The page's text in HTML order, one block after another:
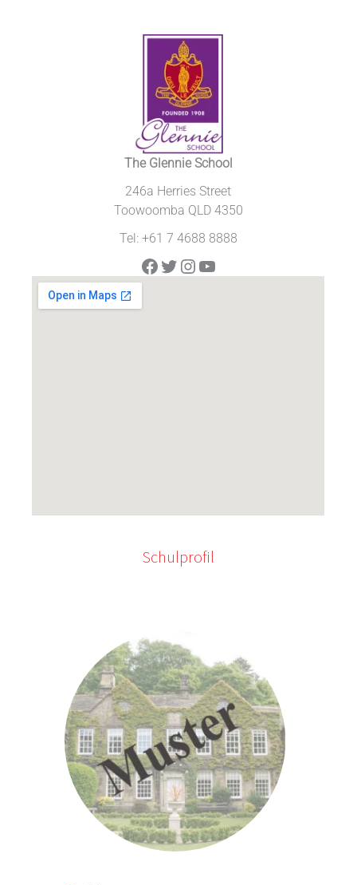
The Glennie School
246a Herries Street
Toowoomba QLD 4350
Tel: +61 7 4688 8888
Facebook
Twitter
Instagram
YouTube
Schulprofil